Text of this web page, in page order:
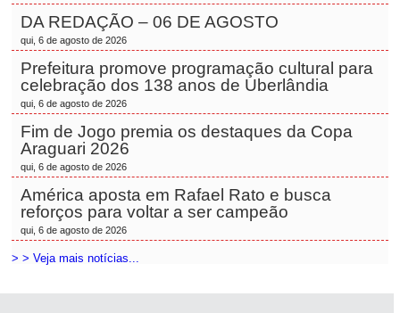
DA REDAÇÃO – 06 DE AGOSTO
qui, 6 de agosto de 2026
Prefeitura promove programação cultural para
celebração dos 138 anos de Uberlândia
qui, 6 de agosto de 2026
Fim de Jogo premia os destaques da Copa
Araguari 2026
qui, 6 de agosto de 2026
América aposta em Rafael Rato e busca
reforços para voltar a ser campeão
qui, 6 de agosto de 2026
> > Veja mais notícias...